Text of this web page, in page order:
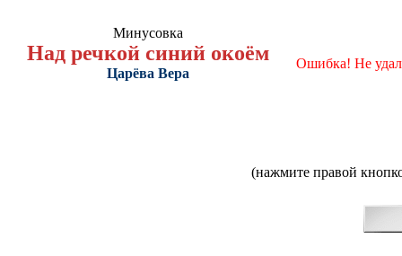
Минусовка
Над речкой синий окоём
Царёва Вера
Ошибка! Не
(нажмите правой